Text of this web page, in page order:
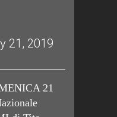
21, 2019
21